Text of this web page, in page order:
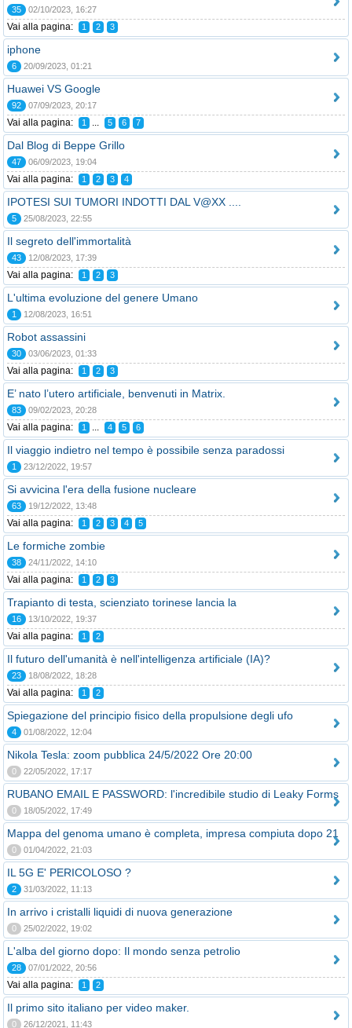
35 02/10/2023, 16:27
Vai alla pagina: 1 2 3
iphone
6 20/09/2023, 01:21
Huawei VS Google
92 07/09/2023, 20:17
Vai alla pagina: 1 ... 5 6 7
Dal Blog di Beppe Grillo
47 06/09/2023, 19:04
Vai alla pagina: 1 2 3 4
IPOTESI SUI TUMORI INDOTTI DAL V@XX ....
5 25/08/2023, 22:55
Il segreto dell'immortalità
43 12/08/2023, 17:39
Vai alla pagina: 1 2 3
L'ultima evoluzione del genere Umano
1 12/08/2023, 16:51
Robot assassini
30 03/06/2023, 01:33
Vai alla pagina: 1 2 3
E’ nato l’utero artificiale, benvenuti in Matrix.
83 09/02/2023, 20:28
Vai alla pagina: 1 ... 4 5 6
Il viaggio indietro nel tempo è possibile senza paradossi
1 23/12/2022, 19:57
Si avvicina l'era della fusione nucleare
63 19/12/2022, 13:48
Vai alla pagina: 1 2 3 4 5
Le formiche zombie
38 24/11/2022, 14:10
Vai alla pagina: 1 2 3
Trapianto di testa, scienziato torinese lancia la
16 13/10/2022, 19:37
Vai alla pagina: 1 2
Il futuro dell'umanità è nell'intelligenza artificiale (IA)?
23 18/08/2022, 18:28
Vai alla pagina: 1 2
Spiegazione del principio fisico della propulsione degli ufo
4 01/08/2022, 12:04
Nikola Tesla: zoom pubblica 24/5/2022 Ore 20:00
0 22/05/2022, 17:17
RUBANO EMAIL E PASSWORD: l'incredibile studio di Leaky Forms
0 18/05/2022, 17:49
Mappa del genoma umano è completa, impresa compiuta dopo 21
0 01/04/2022, 21:03
IL 5G E' PERICOLOSO ?
2 31/03/2022, 11:13
In arrivo i cristalli liquidi di nuova generazione
0 25/02/2022, 19:02
L'alba del giorno dopo: Il mondo senza petrolio
28 07/01/2022, 20:56
Vai alla pagina: 1 2
Il primo sito italiano per video maker.
0 26/12/2021, 11:43